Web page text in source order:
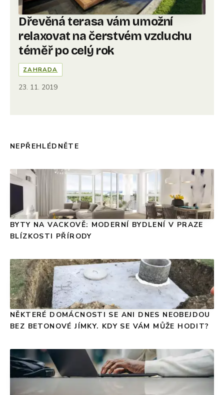
Dřevěná terasa vám umožní
relaxovat na čerstvém vzduchu
téměř po celý rok
ZAHRADA
23. 11. 2019
NEPŘEHLÉDNĚTE
BYTY NA VACKOVĚ: MODERNÍ BYDLENÍ V PRAZE
BLÍZKOSTI PŘÍRODY
NĚKTERÉ DOMÁCNOSTI SE ANI DNES NEOBEJDOU
BEZ BETONOVÉ JÍMKY. KDY SE VÁM MŮŽE HODIT?